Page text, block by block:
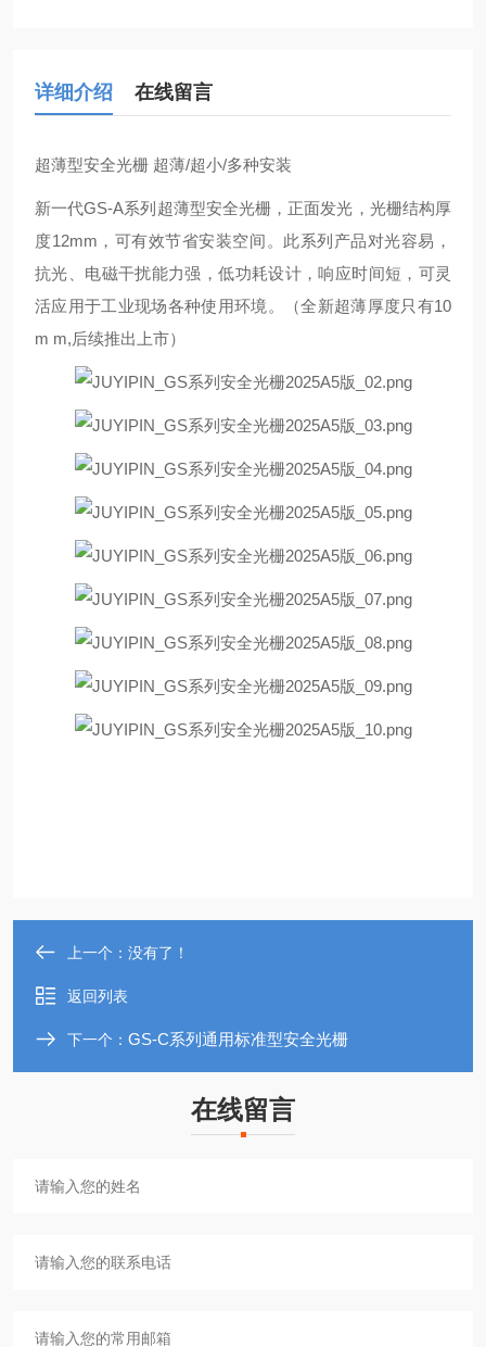
详细介绍 在线留言
超薄型安全光栅 超薄/超小/多种安装
新一代GS-A系列超薄型安全光栅，正面发光，光栅结构厚
度12mm ，可有效节省安装空间。 此系列产品对光容易，
抗光、电磁干扰能力强，低功耗设计，响应时间短，可灵
活应用于工业现场各种使用环境。（全新超薄厚度只有10
m m,后续推出上市）
上一个：没有了！
返回列表
下一个： GS-C系列通用标准型安全光栅
在线留言